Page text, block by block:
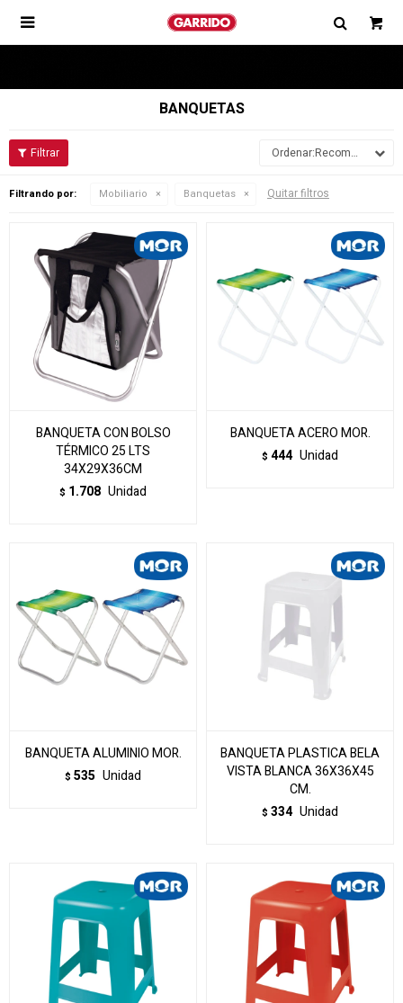

BANQUETAS
Recomendados
Filtrando por: Mobiliario Banquetas Quitar filtros
BANQUETA CON BOLSO
TÉRMICO 25 LTS
34X29X36CM
$ 1.708 Unidad
BANQUETA ACERO MOR.
$ 444 Unidad
BANQUETA ALUMINIO MOR.
$ 535 Unidad
BANQUETA PLASTICA BELA
VISTA BLANCA 36X36X45
CM.
$ 334 Unidad